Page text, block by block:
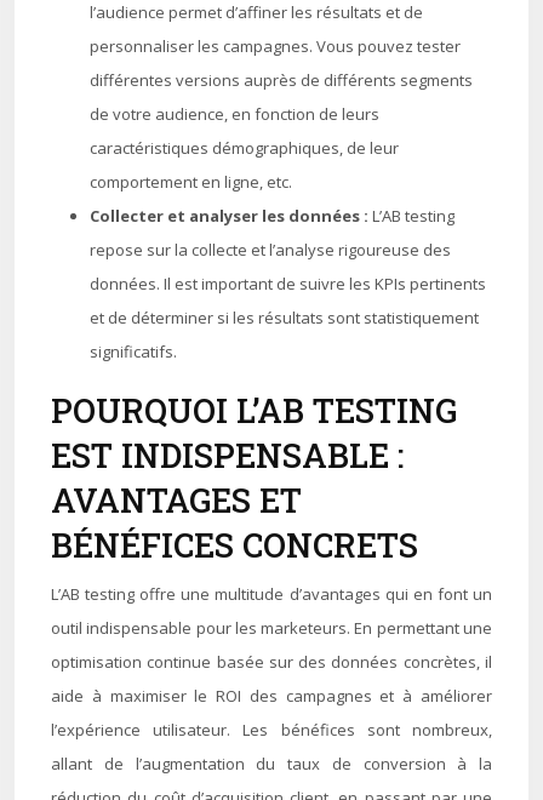
l’audience permet d’affiner les résultats et de
personnaliser les campagnes. Vous pouvez tester
différentes versions auprès de différents segments
de votre audience, en fonction de leurs
caractéristiques démographiques, de leur
comportement en ligne, etc.
Collecter et analyser les données : L’AB testing
repose sur la collecte et l’analyse rigoureuse des
données. Il est important de suivre les KPIs pertinents
et de déterminer si les résultats sont statistiquement
significatifs.
POURQUOI L’AB TESTING
EST INDISPENSABLE :
AVANTAGES ET
BÉNÉFICES CONCRETS
L’AB testing offre une multitude d’avantages qui en font un
outil indispensable pour les marketeurs. En permettant une
optimisation continue basée sur des données concrètes, il
aide à maximiser le ROI des campagnes et à améliorer
l’expérience utilisateur. Les bénéfices sont nombreux,
allant de l’augmentation du taux de conversion à la